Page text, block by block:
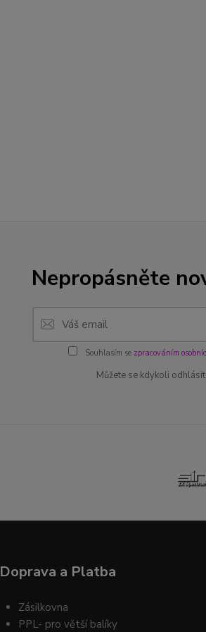
Nepropásněte
Souhlasím se zpracováním
Můžete se kdykoli
Doprava a Platba
Zásilkovna
PPL- pro větší balíky